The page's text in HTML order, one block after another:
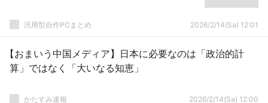
汎用型自作PCまとめ 2026/2/14(Sa) 12:01
【おまいう中国メディア】日本に必要なのは「政治的計
算」ではなく「大いなる知恵」
かたすみ速報 2026/2/14(Sa) 12:00